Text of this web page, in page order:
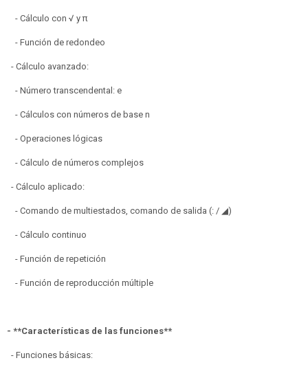
- Cálculo con √ y π
- Función de redondeo
- Cálculo avanzado:
- Número transcendental: e
- Cálculos con números de base n
- Operaciones lógicas
- Cálculo de números complejos
- Cálculo aplicado:
- Comando de multiestados, comando de salida (: / ◢)
- Cálculo continuo
- Función de repetición
- Función de reproducción múltiple
- **Características de las funciones**
- Funciones básicas: